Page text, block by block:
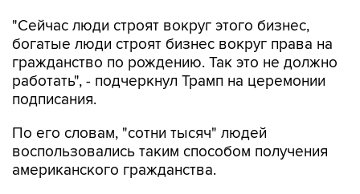
"Сейчас люди строят вокруг этого бизнес,
богатые люди строят бизнес вокруг права на
гражданство по рождению. Так это не должно
работать", - подчеркнул Трамп на церемонии
подписания.
По его словам, "сотни тысяч" людей
воспользовались таким способом получения
американского гражданства.